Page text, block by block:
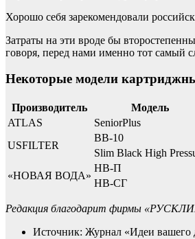
Хорошо себя зарекомендовали
Затраты на эти вроде бы
говоря, перед нами именно тот самый
Некоторые модели
Производитель Модель
ATLAS
SeniorPlus
USFILTER
BB-10
Slim Black High
«НОВАЯ ВОДА»
НВ-П
НВ-СГ
Редакция благодарит фирмы
Источник: Журнал «Идеи